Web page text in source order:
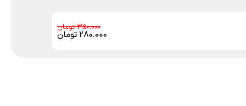
350.000
280.000تومان